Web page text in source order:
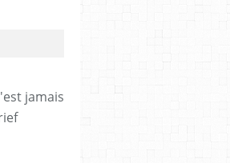
jamais